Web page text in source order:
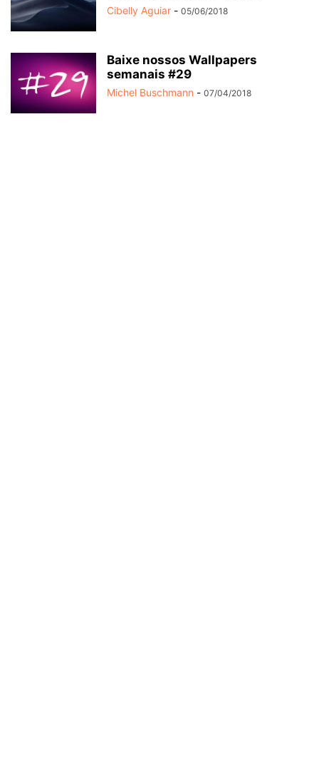
Cibelly Aguiar - 05/06/2018
Baixe nossos Wallpapers
semanais #29
Michel Buschmann - 07/04/2018